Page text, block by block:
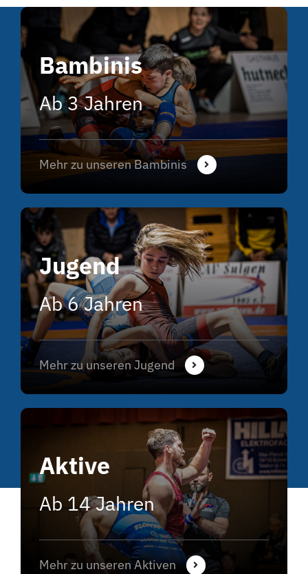
Bambinis
Ab 3 Jahren
Mehr zu unseren Bambinis
Jugend
Ab 6 Jahren
Mehr zu unseren Jugend
Aktive
Ab 14 Jahren
Mehr zu unseren Aktiven